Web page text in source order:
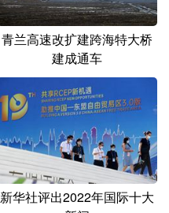
青兰高速改扩建跨海特大桥
建成通车
新华社评出2022年国际十大